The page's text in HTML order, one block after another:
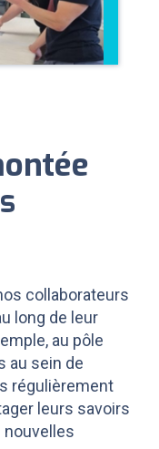
collaborateurs
long de leur
au pôle
au sein de
régulièrement
leurs savoirs
nouvelles